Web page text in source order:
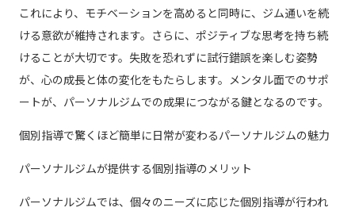
これにより、モチベーションを高めると同時に、ジム通いを続
ける意欲が維持されます。さらに、ポジティブな思考を持ち続
けることが大切です。失敗を恐れずに試行錯誤を楽しむ姿勢
が、心の成長と体の変化をもたらします。メンタル面でのサポ
ートが、パーソナルジムでの成果につながる鍵となるのです。
個別指導で驚くほど簡単に日常が変わるパーソナルジムの魅力
パーソナルジムが提供する個別指導のメリット
パーソナルジムでは、個々のニーズに応じた個別指導が行われ